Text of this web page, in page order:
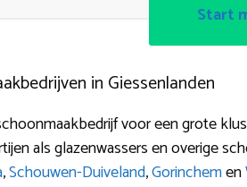
Start
in Giessenlanden
voor een grote
als glazenwassers en overige
,Schouwen-Duiveland,Gorinchemen